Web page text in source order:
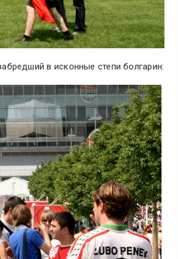
в исконные степи болгарин: